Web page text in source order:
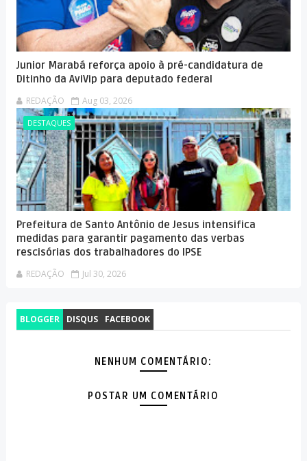
Junior Marabá reforça apoio à pré-candidatura de
Ditinho da AviVip para deputado federal
REDAÇÃO Aug 03, 2026
DESTAQUES
Prefeitura de Santo Antônio de Jesus intensifica
medidas para garantir pagamento das verbas
rescisórias dos trabalhadores do IPSE
REDAÇÃO Jul 30, 2026
BLOGGER DISQUS FACEBOOK
NENHUM COMENTÁRIO:
POSTAR UM COMENTÁRIO